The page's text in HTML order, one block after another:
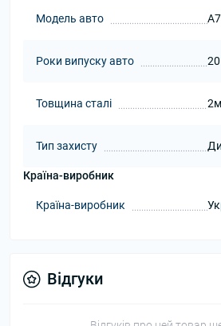
Модель авто
Роки випуску авто
Товщина сталі
Тип захисту
Країна-виробник
Країна-виробник
Відгуки